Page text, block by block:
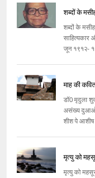
शब्दों के
शब्दों के
साहित्यकार
जून १९१२-
माह की
डॉ0 मृदुला
असंख्य दुआओं
शीश पे
मृत्यु को
मृत्यु को